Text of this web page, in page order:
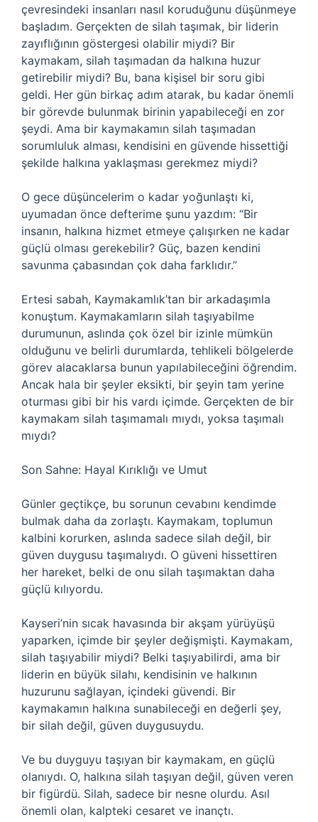
çevresindeki insanları nasıl koruduğunu düşünmeye
başladım. Gerçekten de silah taşımak, bir liderin
zayıflığının göstergesi olabilir miydi? Bir
kaymakam, silah taşımadan da halkına huzur
getirebilir miydi? Bu, bana kişisel bir soru gibi
geldi. Her gün birkaç adım atarak, bu kadar önemli
bir görevde bulunmak birinin yapabileceği en zor
şeydi. Ama bir kaymakamın silah taşımadan
sorumluluk alması, kendisini en güvende hissettiği
şekilde halkına yaklaşması gerekmez miydi?
O gece düşüncelerim o kadar yoğunlaştı ki,
uyumadan önce defterime şunu yazdım: “Bir
insanın, halkına hizmet etmeye çalışırken ne kadar
güçlü olması gerekebilir? Güç, bazen kendini
savunma çabasından çok daha farklıdır.”
Ertesi sabah, Kaymakamlık’tan bir arkadaşımla
konuştum. Kaymakamların silah taşıyabilme
durumunun, aslında çok özel bir izinle mümkün
olduğunu ve belirli durumlarda, tehlikeli bölgelerde
görev alacaklarsa bunun yapılabileceğini öğrendim.
Ancak hala bir şeyler eksikti, bir şeyin tam yerine
oturması gibi bir his vardı içimde. Gerçekten de bir
kaymakam silah taşımamalı mıydı, yoksa taşımalı
mıydı?
Son Sahne: Hayal Kırıklığı ve Umut
Günler geçtikçe, bu sorunun cevabını kendimde
bulmak daha da zorlaştı. Kaymakam, toplumun
kalbini korurken, aslında sadece silah değil, bir
güven duygusu taşımalıydı. O güveni hissettiren
her hareket, belki de onu silah taşımaktan daha
güçlü kılıyordu.
Kayseri’nin sıcak havasında bir akşam yürüyüşü
yaparken, içimde bir şeyler değişmişti. Kaymakam,
silah taşıyabilir miydi? Belki taşıyabilirdi, ama bir
liderin en büyük silahı, kendisinin ve halkının
huzurunu sağlayan, içindeki güvendi. Bir
kaymakamın halkına sunabileceği en değerli şey,
bir silah değil, güven duygusuydu.
Ve bu duyguyu taşıyan bir kaymakam, en güçlü
olanıydı. O, halkına silah taşıyan değil, güven veren
bir figürdü. Silah, sadece bir nesne olurdu. Asıl
önemli olan, kalpteki cesaret ve inançtı.